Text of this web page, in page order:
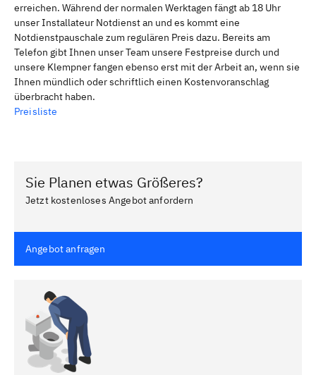
erreichen. Während der normalen Werktagen fängt ab 18 Uhr
unser Installateur Notdienst an und es kommt eine
Notdienstpauschale zum regulären Preis dazu. Bereits am
Telefon gibt Ihnen unser Team unsere Festpreise durch und
unsere Klempner fangen ebenso erst mit der Arbeit an, wenn sie
Ihnen mündlich oder schriftlich einen Kostenvoranschlag
überbracht haben.
Preisliste
Sie Planen etwas Größeres?
Jetzt kostenloses Angebot anfordern
Angebot anfragen